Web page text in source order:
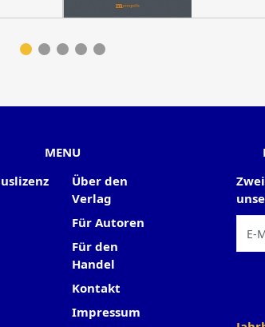
MENU
Über den
Verlag
Für Autoren
Für den
Handel
Kontakt
Impressum